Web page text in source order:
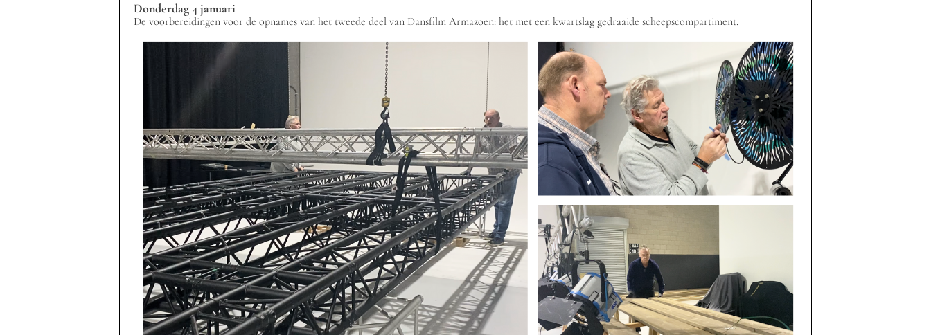
Donderdag 4 januari
De voorbereidingen voor de opnames van het tweede deel van Dansfilm Armazoen: het met een kwartslag gedraaide scheepscompartiment.